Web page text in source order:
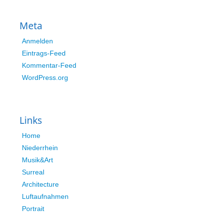
Meta
Anmelden
Eintrags-Feed
Kommentar-Feed
WordPress.org
Links
Home
Niederrhein
Musik&Art
Surreal
Architecture
Luftaufnahmen
Portrait